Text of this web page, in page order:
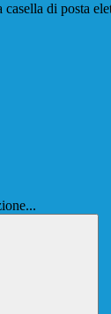
di posta